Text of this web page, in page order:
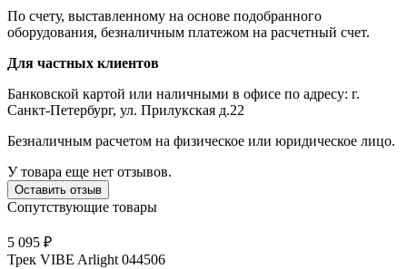
По счету, выставленному на основе подобранного
оборудования, безналичным платежом на расчетный счет.
Для частных клиентов
Банковской картой или наличными в офисе по адресу: г.
Санкт-Петербург, ул. Прилукская д.22
Безналичным расчетом на физическое или юридическое лицо.
У товара еще нет отзывов.
Оставить отзыв
Сопутствующие товары
5 095 ₽
Трек VIBE Arlight 044506